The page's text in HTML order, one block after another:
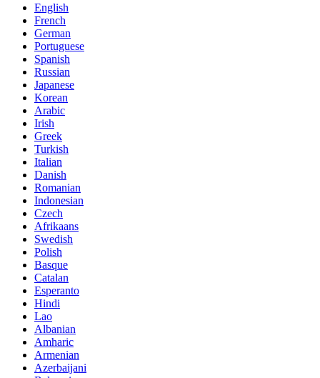
English
French
German
Portuguese
Spanish
Russian
Japanese
Korean
Arabic
Irish
Greek
Turkish
Italian
Danish
Romanian
Indonesian
Czech
Afrikaans
Swedish
Polish
Basque
Catalan
Esperanto
Hindi
Lao
Albanian
Amharic
Armenian
Azerbaijani